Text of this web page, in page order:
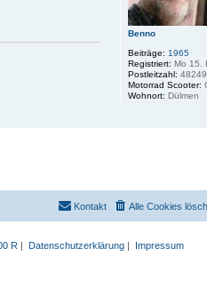
Benno
Beiträge: 1965
Registriert: Mo 15.
Postleitzahl: 48249
Motorrad Scooter:
Wohnort: Dülmen
Alle Cookies
Kontakt
R | Datenschutzerklärung| Impressum